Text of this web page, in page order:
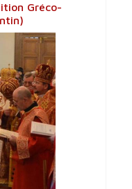
Gréco-